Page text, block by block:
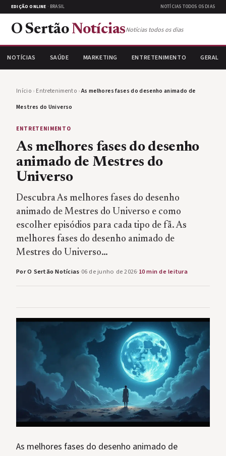
EDIÇÃO ONLINE · BRASIL NOTÍCIAS TODOS OS DIAS
O Sertão NotíciasNotícias todos os dias
NOTÍCIAS SAÚDE MARKETING ENTRETENIMENTO GERAL
Início › Entretenimento ›As melhores fases do desenho animado de
Mestres do Universo
ENTRETENIMENTO
As melhores fases do desenho
animado de Mestres do
Universo
Descubra As melhores fases do desenho
animado de Mestres do Universo e como
escolher episódios para cada tipo de fã. As
melhores fases do desenho animado de
Mestres do Universo…
Por O Sertão Notícias·06 de junho de 2026·10 min de leitura
As melhores fases do desenho animado de